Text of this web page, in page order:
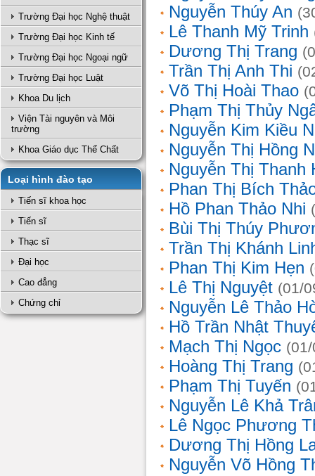
Trường Đại học Nghệ thuật
Trường Đại học Kinh tế
Trường Đại học Ngoại ngữ
Trường Đại học Luật
Khoa Du lịch
Viện Tài nguyên và Môi
trường
Khoa Giáo dục Thể Chất
Loại hình đào tạo
Tiến sĩ khoa học
Tiến sĩ
Thạc sĩ
Đại học
Cao đẳng
Chứng chỉ
Nguyễn Thúy An
Lê Thanh Mỹ Trinh
Dương Thị Trang
Trần Thị Anh Thi
Võ Thị Hoài Thao
Phạm Thị Thủy
Nguyễn Kim Kiều
Nguyễn Thị Hồng
Nguyễn Thị Thanh
Phan Thị Bích
Hồ Phan Thảo Nhi
Bùi Thị Thúy
Trần Thị Khánh
Phan Thị Kim Hẹn
Lê Thị Nguyệt (01/
Nguyễn Lê Thảo
Hồ Trần Nhật
Mạch Thị Ngọc
Hoàng Thị Trang
Phạm Thị Tuyến
Nguyễn Lê Khả
Lê Ngọc Phương
Dương Thị Hồng
Nguyễn Võ Hồng